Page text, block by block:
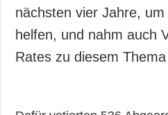
Notstand und
Notfälle
ZUSÄTZLICH
nächsten vier Jahre,
helfen, und nahm auch
Rates zu diesem